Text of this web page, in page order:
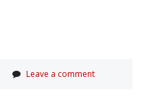
Leave a comment